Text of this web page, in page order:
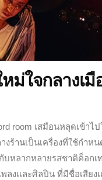
ม่ใจกลางเมื
room เสมือนหลุดเข้า
ร้านเป็นเครื่องที่ใช้กำห
หลากหลายรสชาติค็อก
เเละศิลปิน ที่มีชื่อเสียงเ